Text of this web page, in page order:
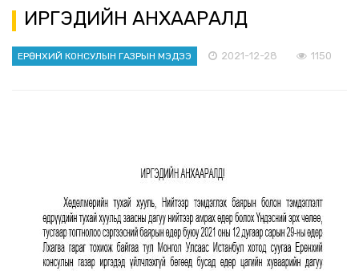
ИРГЭДИЙН АНХААРАЛД
ЕРӨНХИЙ КОНСУЛЫН ГАЗРЫН МЭДЭЭ 2021-12-28 1150